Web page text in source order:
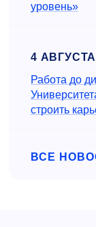
уровень»
4 АВГУСТА
Работа до
строить
ВСЕ